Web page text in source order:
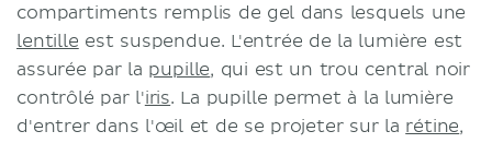
compartiments remplis de gel dans lesquels une
lentille est suspendue. L'entrée de la lumière est
assurée par la pupille, qui est un trou central noir
contrôlé par l'iris. La pupille permet à la lumière
d'entrer dans l'œil et de se projeter sur la rétine,